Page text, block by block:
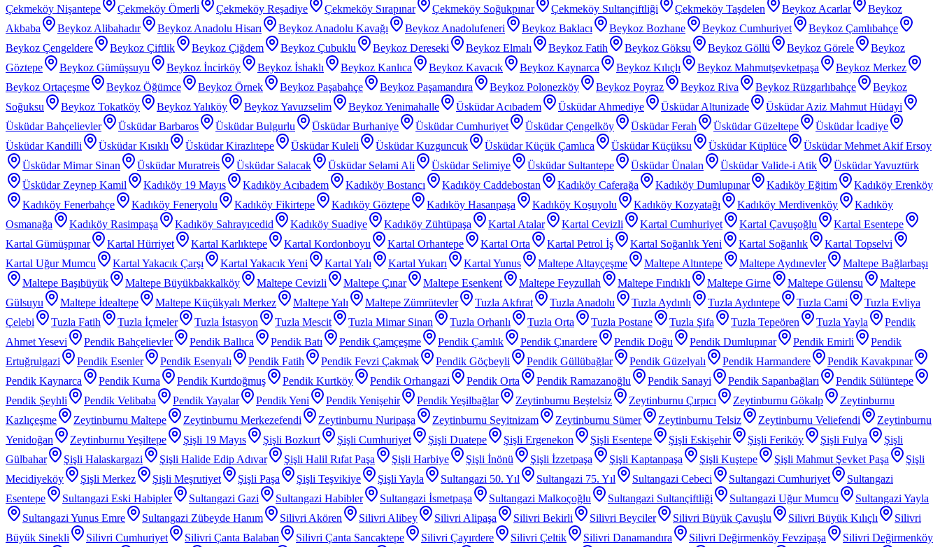
Çekmeköy Nişantepe
Çekmeköy Ömerli Çekmeköy Reşadiye Çekmeköy Sırapınar Çekmeköy Soğukpınar Çekmeköy Sultançiftliği Çekmeköy Taşdelen Beykoz Acarlar
Beykoz
Akbaba
Beykoz Alibahadır Beykoz Anadolu Hisarı Beykoz Anadolu Kavağı Beykoz Anadolufeneri Beykoz Baklacı Beykoz Bozhane Beykoz Cumhuriyet
Beykoz Çamlıbahçe
Beykoz Çengeldere
Beykoz Çiftlik Beykoz Çiğdem Beykoz Çubuklu Beykoz Dereseki Beykoz Elmalı Beykoz Fatih Beykoz Göksu Beykoz Göllü Beykoz Görele
Beykoz
Göztepe
Beykoz Gümüşsuyu Beykoz İncirköy Beykoz İshaklı Beykoz Kanlıca Beykoz Kavacık Beykoz Kaynarca Beykoz Kılıçlı Beykoz Mahmutşevketpaşa
Beykoz Merkez
Beykoz Ortaçeşme
Beykoz Öğümce Beykoz Örnek Beykoz Paşabahçe Beykoz Paşamandıra Beykoz Polonezköy Beykoz Poyraz Beykoz Riva Beykoz Rüzgarlıbahçe
Beykoz
Soğuksu
Beykoz Tokatköy Beykoz Yalıköy Beykoz Yavuzselim Beykoz Yenimahalle Üsküdar Acıbadem Üsküdar Ahmediye Üsküdar Altunizade
Üsküdar Aziz Mahmut Hüdayi
Üsküdar Bahçelievler
Üsküdar Barbaros Üsküdar Bulgurlu Üsküdar Burhaniye Üsküdar Cumhuriyet Üsküdar Çengelköy Üsküdar Ferah Üsküdar Güzeltepe
Üsküdar İcadiye
Üsküdar Kandilli
Üsküdar Kısıklı Üsküdar Kirazlıtepe Üsküdar Kuleli Üsküdar Kuzguncuk Üsküdar Küçük Çamlıca Üsküdar Küçüksu Üsküdar Küplüce
Üsküdar Mehmet Akif Ersoy
Üsküdar Mimar Sinan
Üsküdar Muratreis Üsküdar Salacak Üsküdar Selami Ali Üsküdar Selimiye Üsküdar Sultantepe Üsküdar Ünalan Üsküdar Valide-i Atik
Üsküdar Yavuztürk
Üsküdar Zeynep Kamil
Kadıköy 19 Mayıs Kadıköy Acıbadem Kadıköy Bostancı Kadıköy Caddebostan Kadıköy Caferağa Kadıköy Dumlupınar Kadıköy Eğitim
Kadıköy Erenköy
Kadıköy Fenerbahçe
Kadıköy Feneryolu Kadıköy Fikirtepe Kadıköy Göztepe Kadıköy Hasanpaşa Kadıköy Koşuyolu Kadıköy Kozyatağı Kadıköy Merdivenköy
Kadıköy
Osmanağa
Kadıköy Rasimpaşa Kadıköy Sahrayıcedid Kadıköy Suadiye Kadıköy Zühtüpaşa Kartal Atalar Kartal Cevizli Kartal Cumhuriyet Kartal Çavuşoğlu
Kartal Esentepe
Kartal Gümüşpınar
Kartal Hürriyet Kartal Karlıktepe Kartal Kordonboyu Kartal Orhantepe Kartal Orta Kartal Petrol İş Kartal Soğanlık Yeni Kartal Soğanlık
Kartal Topselvi
Kartal Uğur Mumcu
Kartal Yakacık Çarşı Kartal Yakacık Yeni Kartal Yalı Kartal Yukarı Kartal Yunus Maltepe Altayçeşme Maltepe Altıntepe Maltepe Aydınevler
Maltepe Bağlarbaşı
Maltepe Başıbüyük
Maltepe Büyükbakkalköy Maltepe Cevizli Maltepe Çınar Maltepe Esenkent Maltepe Feyzullah Maltepe Fındıklı Maltepe Girne Maltepe Gülensu
Maltepe
Gülsuyu
Maltepe İdealtepe Maltepe Küçükyalı Merkez Maltepe Yalı Maltepe Zümrütevler Tuzla Akfırat Tuzla Anadolu Tuzla Aydınlı Tuzla Aydıntepe Tuzla Cami
Tuzla Evliya
Çelebi
Tuzla Fatih Tuzla İçmeler Tuzla İstasyon Tuzla Mescit Tuzla Mimar Sinan Tuzla Orhanlı Tuzla Orta Tuzla Postane Tuzla Şifa Tuzla Tepeören Tuzla Yayla
Pendik
Ahmet Yesevi
Pendik Bahçelievler Pendik Ballıca Pendik Batı Pendik Çamçeşme Pendik Çamlık Pendik Çınardere Pendik Doğu Pendik Dumlupınar Pendik Emirli
Pendik
Ertuğrulgazi
Pendik Esenler Pendik Esenyalı Pendik Fatih Pendik Fevzi Çakmak Pendik Göçbeyli Pendik Güllübağlar Pendik Güzelyalı Pendik Harmandere
Pendik Kavakpınar
Pendik Kaynarca
Pendik Kurna Pendik Kurtdoğmuş Pendik Kurtköy Pendik Orhangazi Pendik Orta Pendik Ramazanoğlu Pendik Sanayi Pendik Sapanbağları
Pendik Sülüntepe
Pendik Şeyhli
Pendik Velibaba Pendik Yayalar Pendik Yeni Pendik Yenişehir Pendik Yeşilbağlar Zeytinburnu Beştelsiz Zeytinburnu Çırpıcı Zeytinburnu Gökalp
Zeytinburnu
Kazlıçeşme
Zeytinburnu Maltepe Zeytinburnu Merkezefendi Zeytinburnu Nuripaşa Zeytinburnu Seyitnizam Zeytinburnu Sümer Zeytinburnu Telsiz Zeytinburnu Veliefendi
Zeytinburnu
Yenidoğan
Zeytinburnu Yeşiltepe Şişli 19 Mayıs Şişli Bozkurt Şişli Cumhuriyet Şişli Duatepe Şişli Ergenekon Şişli Esentepe Şişli Eskişehir Şişli Feriköy Şişli Fulya
Şişli
Gülbahar
Şişli Halaskargazi Şişli Halide Edip Adıvar Şişli Halil Rıfat Paşa Şişli Harbiye Şişli İnönü Şişli İzzetpaşa Şişli Kaptanpaşa Şişli Kuştepe Şişli Mahmut Şevket Paşa
Şişli
Mecidiyeköy
Şişli Merkez Şişli Meşrutiyet Şişli Paşa Şişli Teşvikiye Şişli Yayla Sultangazi 50. Yıl Sultangazi 75. Yıl Sultangazi Cebeci Sultangazi Cumhuriyet
Sultangazi
Esentepe
Sultangazi Eski Habipler Sultangazi Gazi Sultangazi Habibler Sultangazi İsmetpaşa Sultangazi Malkoçoğlu Sultangazi Sultançiftliği Sultangazi Uğur Mumcu
Sultangazi Yayla
Sultangazi Yunus Emre
Sultangazi Zübeyde Hanım Silivri Akören Silivri Alibey Silivri Alipaşa Silivri Bekirli Silivri Beyciler Silivri Büyük Çavuşlu Silivri Büyük Kılıçlı
Silivri
Büyük Sinekli
Silivri Cumhuriyet Silivri Çanta Balaban Silivri Çanta Sancaktepe Silivri Çayırdere Silivri Çeltik Silivri Danamandıra Silivri Değirmenköy Fevzipaşa
Silivri Değirmenköy